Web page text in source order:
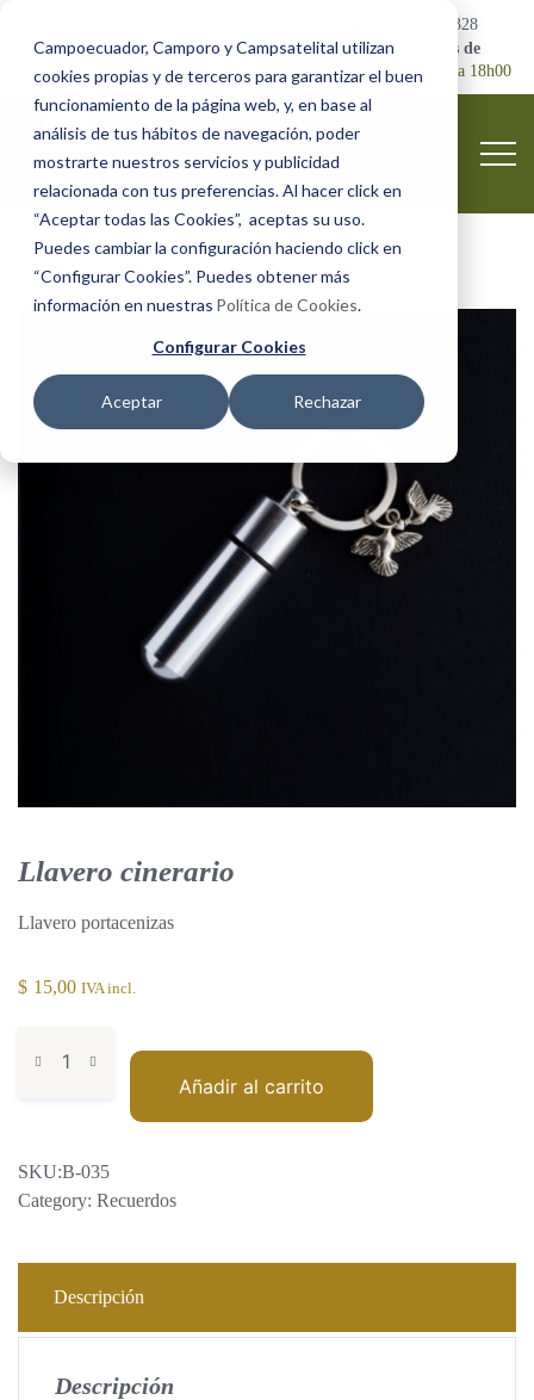
Campoecuador, Camporo y Campsatelital utilizan
cookies propias y de terceros para garantizar el buen
funcionamiento de la página web, y, en base al
análisis de tus hábitos de navegación, poder
mostrarte nuestros servicios y publicidad
relacionada con tus preferencias. Al hacer click en
“Aceptar todas las Cookies”, aceptas su uso.
Puedes cambiar la configuración haciendo click en
“Configurar Cookies”. Puedes obtener más
información en nuestras Política de Cookies.
Configurar Cookies
Aceptar Rechazar
0999482328
Camposantos abiertos de
lunes a domingo
8:00 a 18h00
Llavero cinerario
$ 15,00 IVA incl.
Llavero portacenizas
Añadir al carrito
SKU:B-035
Category: Recuerdos
Descripción
Descripción